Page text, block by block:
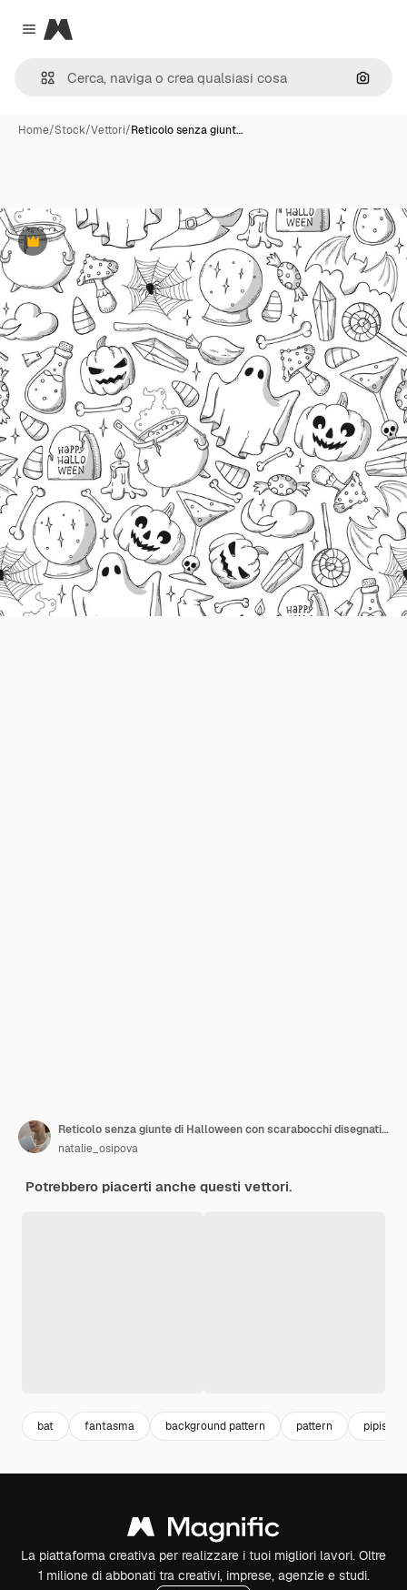
Close menu
Magnific
Cerca
Home/Stock/Vettori/Reticolo senza giunt…
Premium
Reticolo senza giunte di Halloween con scarabocchi disegnati a mano per pagine da colorare, carta da imballaggio, carta da parati
natalie_osipova
Potrebbero piacerti anche questi vettori.
bat fantasma background pattern pattern
La piattaforma creativa per realizzare i tuoi migliori lavori. Oltre
1 milione di abbonati tra creativi, imprese, agenzie e studi.